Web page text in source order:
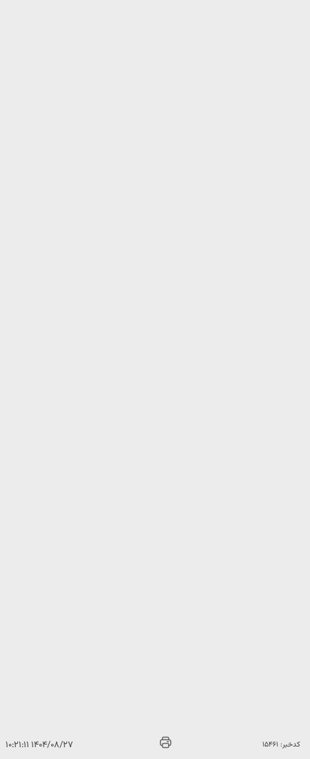
کدخبر: ۱۵۴۶۱ ۱۴۰۴/۰۸/۲۷ ۱۰:۲۱:۱۱